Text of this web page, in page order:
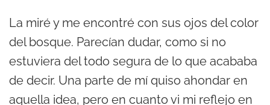
La miré y me encontré con sus ojos del color
del bosque. Parecían dudar, como si no
estuviera del todo segura de lo que acababa
de decir. Una parte de mí quiso ahondar en
aquella idea, pero en cuanto vi mi reflejo en